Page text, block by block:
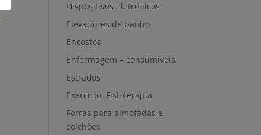
Dispositivos eletrónicos
Elevadores de banho
Encostos
Enfermagem – consumíveis
Estrados
Exercício, Fisioterapia
Forras para almofadas e
colchões